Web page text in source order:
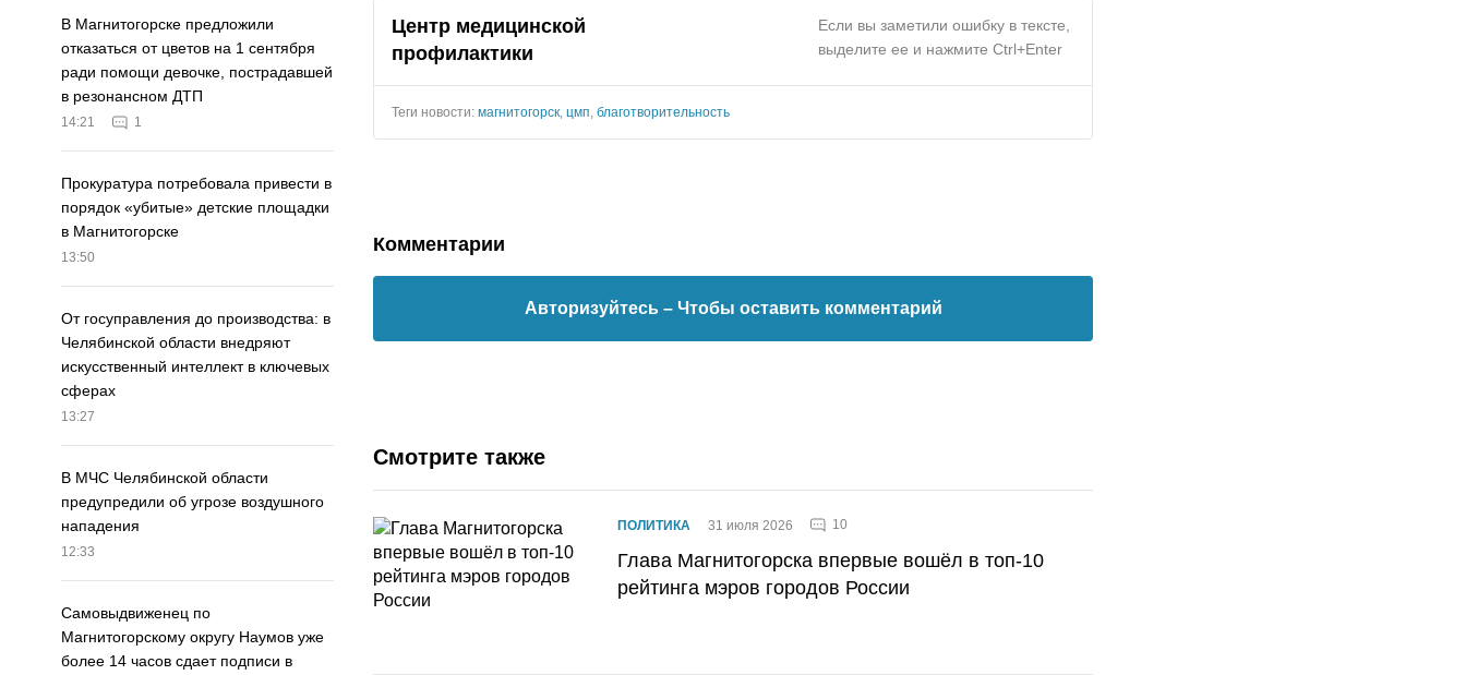
В Магнитогорске предложили
отказаться от цветов на 1 сентября
ради помощи девочке, пострадавшей
в резонансном ДТП
14:21 1
Прокуратура потребовала привести в
порядок «убитые» детские площадки
в Магнитогорске
13:50
От госуправления до производства: в
Челябинской области внедряют
искусственный интеллект в ключевых
сферах
13:27
В МЧС Челябинской области
предупредили об угрозе воздушного
нападения
12:33
Самовыдвиженец по
Магнитогорскому округу Наумов уже
более 14 часов сдает подписи в
Центр медицинской
профилактики
Если вы заметили ошибку в тексте,
выделите ее и нажмите Ctrl+Enter
Теги новости: магнитогорск цмп благотворительность
Комментарии
Авторизуйтесь – Чтобы оставить комментарий
Смотрите также
ПОЛИТИКА 31 июля 2026 10
Глава Магнитогорска впервые вошёл в топ-10
рейтинга мэров городов России